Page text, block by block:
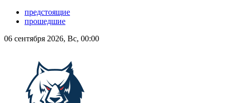
предстоящие
прошедшие
06 сентября 2026, Вс, 00:00